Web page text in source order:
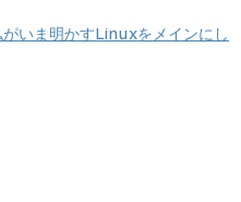
いま明かすLinuxをメインにし